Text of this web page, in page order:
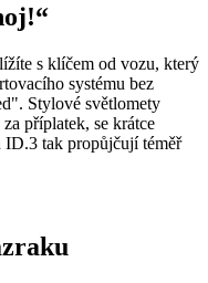
s klíčem od vozu, který
systému bez
Stylové světlomety
příplatek, se krátce
tak propůjčují téměř